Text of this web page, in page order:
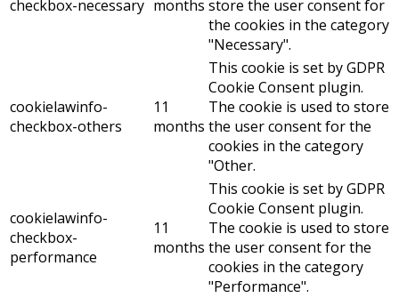
checkbox-necessary months store the user consent for
the cookies in the category
"Necessary".
cookielawinfo-
checkbox-others
11
months
This cookie is set by GDPR
Cookie Consent plugin.
The cookie is used to store
the user consent for the
cookies in the category
"Other.
cookielawinfo-
checkbox-
performance
11
months
This cookie is set by GDPR
Cookie Consent plugin.
The cookie is used to store
the user consent for the
cookies in the category
"Performance".